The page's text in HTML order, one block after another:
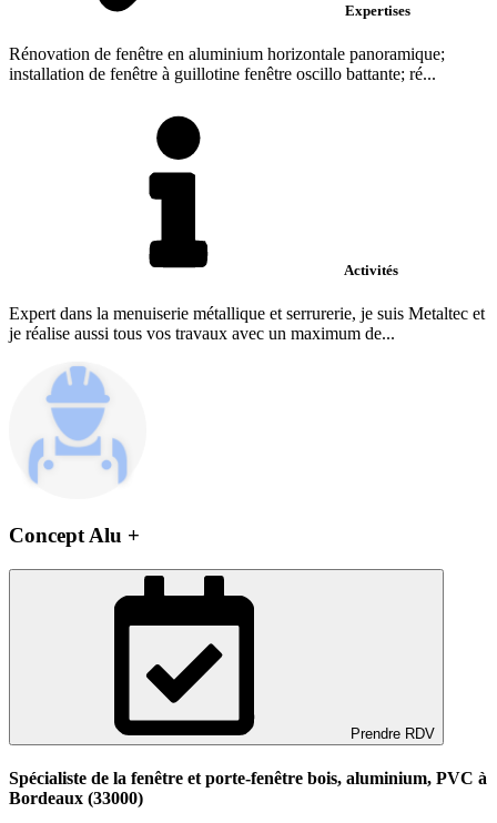
Expertises
Rénovation de fenêtre en aluminium horizontale panoramique;
installation de fenêtre à guillotine fenêtre oscillo battante; ré...
Activités
Expert dans la menuiserie métallique et serrurerie, je suis Metaltec et
je réalise aussi tous vos travaux avec un maximum de...
Concept Alu +
Prendre RDV
Spécialiste de la fenêtre et porte-fenêtre bois, aluminium, PVC à
Bordeaux (33000)